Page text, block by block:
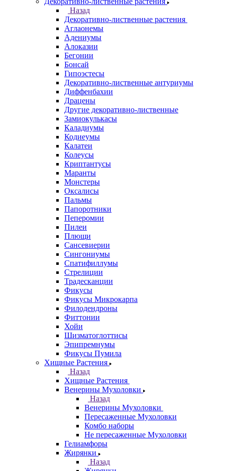
Назад
Декоративно-лиственные растения
Аглаонемы
Адениумы
Алоказии
Бегонии
Бонсай
Гипоэстесы
Декоративно-лиственные антуриумы
Диффенбахии
Драцены
Другие декоративно-лиственные
Замиокулькасы
Каладиумы
Кодиеумы
Калатеи
Колеусы
Криптантусы
Маранты
Монстеры
Оксалисы
Пальмы
Папоротники
Пеперомии
Пилеи
Плющи
Сансевиерии
Сингониумы
Спатифиллумы
Стрелиции
Традесканции
Фикусы
Фикусы Микрокарпа
Филодендроны
Фиттонии
Хойи
Шизматоглоттисы
Эпипремнумы
Фикусы Пумила
Хищные Растения
Назад
Хищные Растения
Венерины Мухоловки
Назад
Венерины Мухоловки
Пересаженные Мухоловки
Комбо наборы
Не пересаженные Мухоловки
Гелиамфоры
Жирянки
Назад